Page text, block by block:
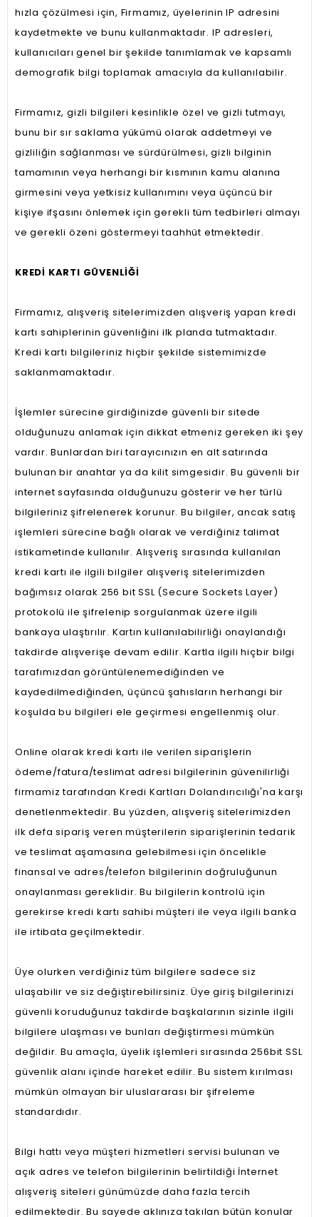
hızla çözülmesi için, Firmamız, üyelerinin IP adresini
kaydetmekte ve bunu kullanmaktadır. IP adresleri,
kullanıcıları genel bir şekilde tanımlamak ve kapsamlı
demografik bilgi toplamak amacıyla da kullanılabilir.
Firmamız, gizli bilgileri kesinlikle özel ve gizli tutmayı,
bunu bir sır saklama yükümü olarak addetmeyi ve
gizliliğin sağlanması ve sürdürülmesi, gizli bilginin
tamamının veya herhangi bir kısmının kamu alanına
girmesini veya yetkisiz kullanımını veya üçüncü bir
kişiye ifşasını önlemek için gerekli tüm tedbirleri almayı
ve gerekli özeni göstermeyi taahhüt etmektedir.
KREDİ KARTI GÜVENLİĞİ
Firmamız, alışveriş sitelerimizden alışveriş yapan kredi
kartı sahiplerinin güvenliğini ilk planda tutmaktadır.
Kredi kartı bilgileriniz hiçbir şekilde sistemimizde
saklanmamaktadır.
İşlemler sürecine girdiğinizde güvenli bir sitede
olduğunuzu anlamak için dikkat etmeniz gereken iki şey
vardır. Bunlardan biri tarayıcınızın en alt satırında
bulunan bir anahtar ya da kilit simgesidir. Bu güvenli bir
internet sayfasında olduğunuzu gösterir ve her türlü
bilgileriniz şifrelenerek korunur. Bu bilgiler, ancak satış
işlemleri sürecine bağlı olarak ve verdiğiniz talimat
istikametinde kullanılır. Alışveriş sırasında kullanılan
kredi kartı ile ilgili bilgiler alışveriş sitelerimizden
bağımsız olarak 256 bit SSL (Secure Sockets Layer)
protokolü ile şifrelenip sorgulanmak üzere ilgili
bankaya ulaştırılır. Kartın kullanılabilirliği onaylandığı
takdirde alışverişe devam edilir. Kartla ilgili hiçbir bilgi
tarafımızdan görüntülenemediğinden ve
kaydedilmediğinden, üçüncü şahısların herhangi bir
koşulda bu bilgileri ele geçirmesi engellenmiş olur.
Online olarak kredi kartı ile verilen siparişlerin
ödeme/fatura/teslimat adresi bilgilerinin güvenilirliği
firmamiz tarafından Kredi Kartları Dolandırıcılığı'na karşı
denetlenmektedir. Bu yüzden, alışveriş sitelerimizden
ilk defa sipariş veren müşterilerin siparişlerinin tedarik
ve teslimat aşamasına gelebilmesi için öncelikle
finansal ve adres/telefon bilgilerinin doğruluğunun
onaylanması gereklidir. Bu bilgilerin kontrolü için
gerekirse kredi kartı sahibi müşteri ile veya ilgili banka
ile irtibata geçilmektedir.
Üye olurken verdiğiniz tüm bilgilere sadece siz
ulaşabilir ve siz değiştirebilirsiniz. Üye giriş bilgilerinizi
güvenli koruduğunuz takdirde başkalarının sizinle ilgili
bilgilere ulaşması ve bunları değiştirmesi mümkün
değildir. Bu amaçla, üyelik işlemleri sırasında 256bit SSL
güvenlik alanı içinde hareket edilir. Bu sistem kırılması
mümkün olmayan bir uluslararası bir şifreleme
standardıdır.
Bilgi hattı veya müşteri hizmetleri servisi bulunan ve
açık adres ve telefon bilgilerinin belirtildiği İnternet
alışveriş siteleri günümüzde daha fazla tercih
edilmektedir. Bu sayede aklınıza takılan bütün konular